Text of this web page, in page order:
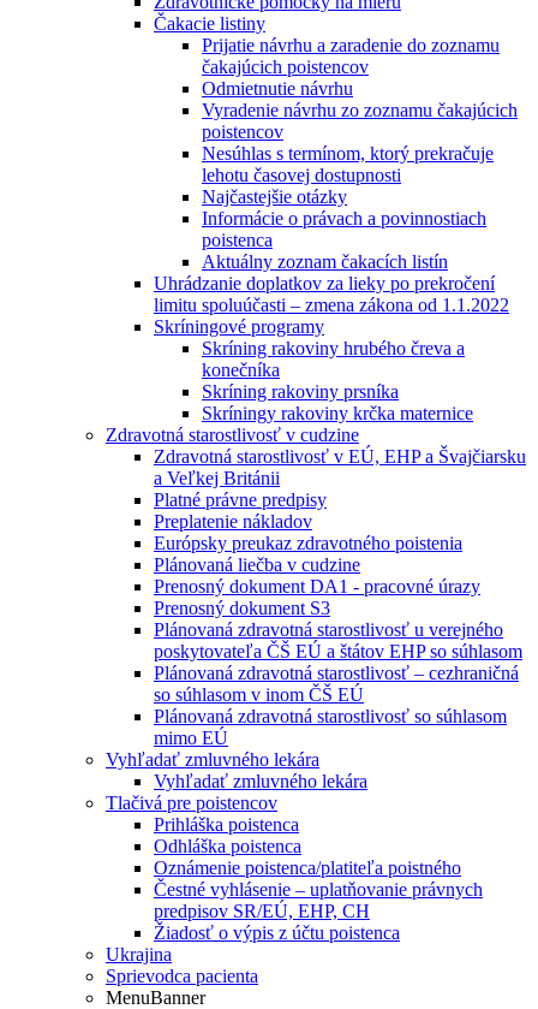
Čakacie listiny
Prijatie návrhu a zaradenie do zoznamu
čakajúcich poistencov
Odmietnutie návrhu
Vyradenie návrhu zo zoznamu čakajúcich
poistencov
Nesúhlas s termínom, ktorý prekračuje
lehotu časovej dostupnosti
Najčastejšie otázky
Informácie o právach a povinnostiach
poistenca
Aktuálny zoznam čakacích listín
Uhrádzanie doplatkov za lieky po prekročení
limitu spoluúčasti – zmena zákona od 1.1.2022
Skríningové programy
Skríning rakoviny hrubého čreva a
konečníka
Skríning rakoviny prsníka
Skríningy rakoviny krčka maternice
Zdravotná starostlivosť v cudzine
Zdravotná starostlivosť v EÚ, EHP a Švajčiarsku
a Veľkej Británii
Platné právne predpisy
Preplatenie nákladov
Európsky preukaz zdravotného poistenia
Plánovaná liečba v cudzine
Prenosný dokument DA1 - pracovné úrazy
Prenosný dokument S3
Plánovaná zdravotná starostlivosť u verejného
poskytovateľa ČŠ EÚ a štátov EHP so súhlasom
Plánovaná zdravotná starostlivosť – cezhraničná
so súhlasom v inom ČŠ EÚ
Plánovaná zdravotná starostlivosť so súhlasom
mimo EÚ
Vyhľadať zmluvného lekára
Vyhľadať zmluvného lekára
Tlačivá pre poistencov
Prihláška poistenca
Odhláška poistenca
Oznámenie poistenca/platiteľa poistného
Čestné vyhlásenie – uplatňovanie právnych
predpisov SR/EÚ, EHP, CH
Žiadosť o výpis z účtu poistenca
Ukrajina
Sprievodca pacienta
MenuBanner